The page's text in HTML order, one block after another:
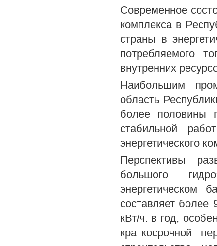
Современное
комплекса в
страны в
потребляемого
внутренних
Наибольшим
область
более половины
стабильной
энергетического
Перспективы
большого
энергетическом
составляет более
кВт/ч. в год,
краткосрочной